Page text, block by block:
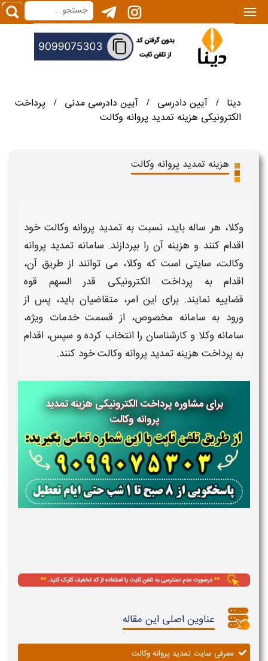
|||
دینا / آیین دادرسی / آیین دادرسی مدنی /
پرداخت
الکترونیکی هزینه تمدید پروانه وکالت
هزینه تمدید پروانه وکالت
وکلا، هر ساله باید، نسبت به تمدید پروانه وکالتخود
اقدام کنند و هزینه آن را بپردازند. سامانه تمدید پروانه
وکالت، سایتی است که وکلا، می توانند از طریق آن،
اقدام به پرداخت الکترونیکی قدر السهم قوه
قضاییه نمایند. برای این امر، متقاضیان باید، پس از
ورود به سامانه مخصوص، از قسمت خدمات ویژه،
سامانه وکلا و کارشناسان را انتخاب کرده و سپس، اقدام
به پرداخت هزینه تمدید پروانه وکالتخود کنند.
برای مشاوره پرداخت الکترونیکی هزینه تمدید
پروانه وکالت
عناوین اصلی این مقاله
معرفی سایت تمدید پروانه وکالت